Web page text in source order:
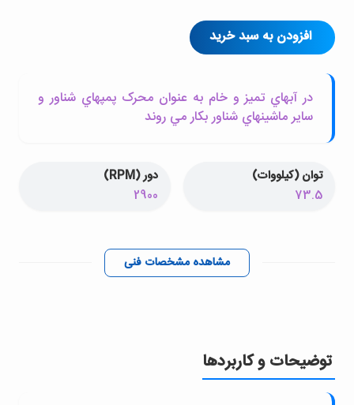
افزودن به سبد خرید
در آبهاي تميز و خام به عنوان محرک پمپهاي شناور و
ساير ماشينهاي شناور بکار مي روند
توان (کیلووات)
73.5
دور (RPM)
2900
مشاهده مشخصات فنی
توضیحات و کاربردها